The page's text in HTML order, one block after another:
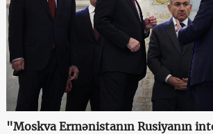
"Moskva Ermənistanın Rusiyanın